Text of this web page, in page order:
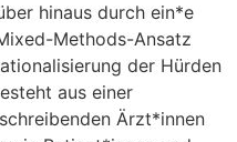
hinaus durch ein*e
Methods-Ansatz
der Hürden
aus einer
Ärzt*innen